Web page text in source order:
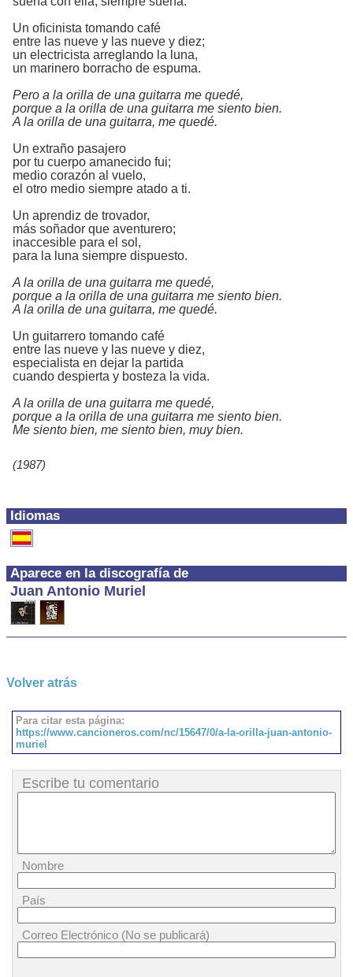
Idiomas
Aparece en la discografía de
Juan Antonio Muriel
Un oficinista tomando café
entre las nueve y las nueve y diez;
un electricista arreglando la luna,
un marinero borracho de espuma.
Pero a la orilla de una guitarra me quedé,
porque a la orilla de una guitarra me siento bien.
A la orilla de una guitarra, me quedé.
Un extraño pasajero
por tu cuerpo amanecido fui;
medio corazón al vuelo,
el otro medio siempre atado a ti.
Un aprendiz de trovador,
más soñador que aventurero;
inaccesible para el sol,
para la luna siempre dispuesto.
A la orilla de una guitarra me quedé,
porque a la orilla de una guitarra me siento bien.
A la orilla de una guitarra, me quedé.
Un guitarrero tomando café
entre las nueve y las nueve y diez,
especialista en dejar la partida
cuando despierta y bosteza la vida.
A la orilla de una guitarra me quedé,
porque a la orilla de una guitarra me siento bien.
Me siento bien, me siento bien, muy bien.
(1987)
Volver atrás
Para citar esta página:
https://www.cancioneros.com/nc/15647/0/a-la-orilla-juan-antonio-
muriel
Escribe tu comentario
Nombre
País
Correo Electrónico (No se publicará)